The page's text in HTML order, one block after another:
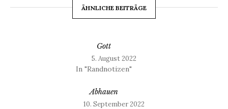
ÄHNLICHE BEITRÄGE
Gott
5. August 2022
In "Randnotizen"
Abhauen
10. September 2022